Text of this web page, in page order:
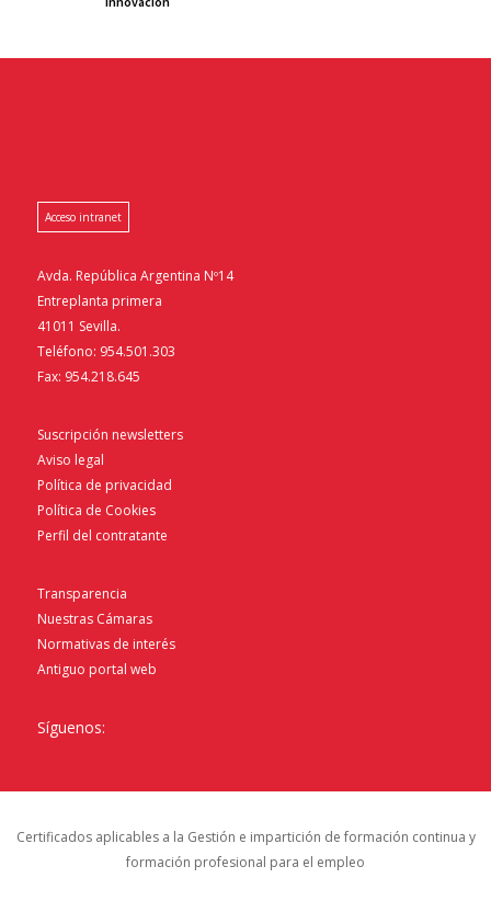
Acceso intranet
Avda. República Argentina Nº14
Entreplanta primera
41011 Sevilla.
Teléfono: 954.501.303
Fax: 954.218.645
Suscripción newsletters
Aviso legal
Política de privacidad
Política de Cookies
Perfil del contratante
Transparencia
Nuestras Cámaras
Normativas de interés
Antiguo portal web
Síguenos:
Certificados aplicables a la Gestión e impartición de formación continua y
formación profesional para el empleo